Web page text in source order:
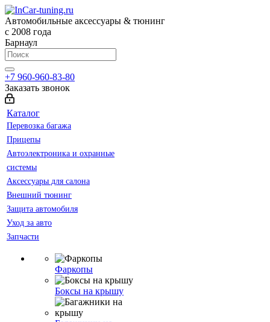
Автомобильные аксессуары & тюнинг
с 2008 года
Барнаул
+7 960-960-83-80
Заказать звонок
Каталог
Перевозка багажа
Прицепы
Автоэлектроника и охранные
системы
Аксессуары для салона
Внешний тюнинг
Защита автомобиля
Уход за авто
Запчасти
Фаркопы
Боксы на крышу